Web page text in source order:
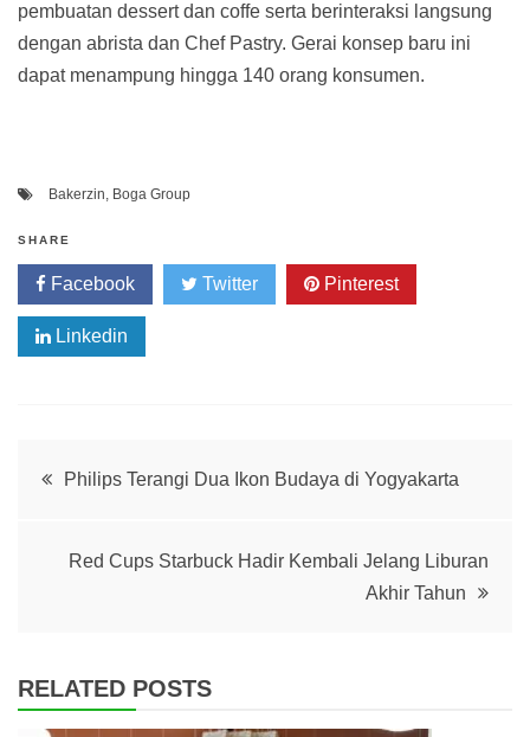
pembuatan dessert dan coffe serta berinteraksi langsung
dengan abrista dan Chef Pastry. Gerai konsep baru ini
dapat menampung hingga 140 orang konsumen.
Bakerzin, Boga Group
SHARE
Facebook Twitter Pinterest
Linkedin
PostPhilips Terangi Dua Ikon Budaya di Yogyakarta
Red Cups Starbuck Hadir Kembali Jelang Liburan
Akhir Tahun
RELATED POSTS